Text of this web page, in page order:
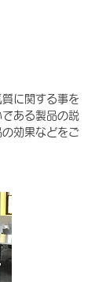
に関する事を
ある製品の説
効果などをご